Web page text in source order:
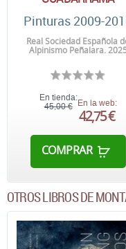
Pinturas 2009-
Real Sociedad Española
Alpinismo Peñalara.
En tienda:
45,00 € En la web:
42,75 €
COMPRAR
OTROS LIBROS DE